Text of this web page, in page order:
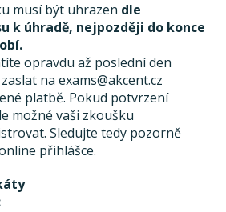
musí být uhrazen dle
k úhradě, nejpozději do konce
opravdu až poslední den
naexams@akcent.cz
platbě. Pokud potvrzení
možné vaši zkoušku
Sledujte tedy pozorně
přihlášce.